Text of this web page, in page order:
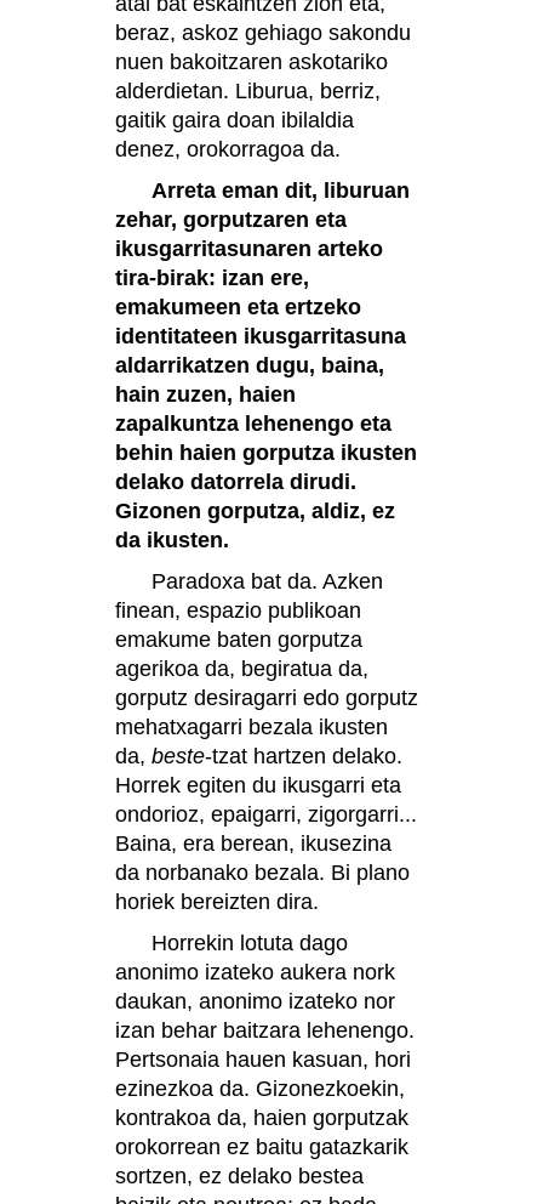
beraz, askoz gehiago sakondu
nuen bakoitzaren askotariko
alderdietan. Liburua, berriz,
gaitik gaira doan ibilaldia
denez, orokorragoa da.
Arreta eman dit, liburuan
zehar, gorputzaren eta
ikusgarritasunaren arteko
tira-birak: izan ere,
emakumeen eta ertzeko
identitateen ikusgarritasuna
aldarrikatzen dugu, baina,
hain zuzen, haien
zapalkuntza lehenengo eta
behin haien gorputza ikusten
delako datorrela dirudi.
Gizonen gorputza, aldiz, ez
da ikusten.
Paradoxa bat da. Azken
finean, espazio publikoan
emakume baten gorputza
agerikoa da, begiratua da,
gorputz desiragarri edo gorputz
mehatxagarri bezala ikusten
da, beste-tzat hartzen delako.
Horrek egiten du ikusgarri eta
ondorioz, epaigarri, zigorgarri...
Baina, era berean, ikusezina
da norbanako bezala. Bi plano
horiek bereizten dira.
Horrekin lotuta dago
anonimo izateko aukera nork
daukan, anonimo izateko nor
izan behar baitzara lehenengo.
Pertsonaia hauen kasuan, hori
ezinezkoa da. Gizonezkoekin,
kontrakoa da, haien gorputzak
orokorrean ez baitu gatazkarik
sortzen, ez delako bestea